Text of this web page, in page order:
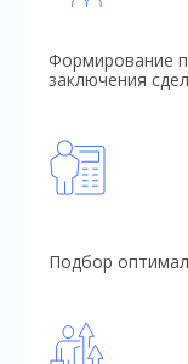
Формирование
заключения
Подбор